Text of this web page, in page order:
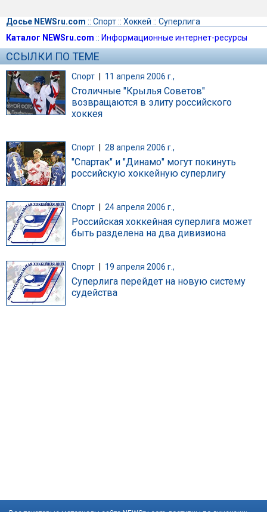
Досье NEWSru.com :: Спорт:: Хоккей :: Суперлига
Каталог NEWSru.com :: Информационные интернет-ресурсы
ССЫЛКИ ПО ТЕМЕ
Спорт | 11 апреля 2006 г.,
Столичные "Крылья Советов"
возвращаются в элиту российского
хоккея
Спорт 28 апреля 2006 г.,
"Спартак" и "Динамо" могут покинуть
российскую хоккейную суперлигу
Спорт 24 апреля 2006 г.,
Российская хоккейная суперлига может
быть разделена на два дивизиона
Спорт 19 апреля 2006 г.,
Суперлига перейдет на новую систему
судейства